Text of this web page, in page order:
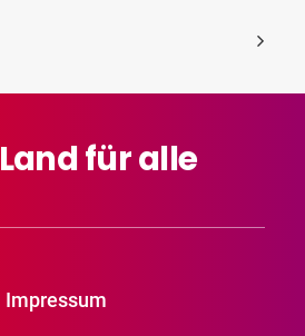
Landfüralle
Impressum